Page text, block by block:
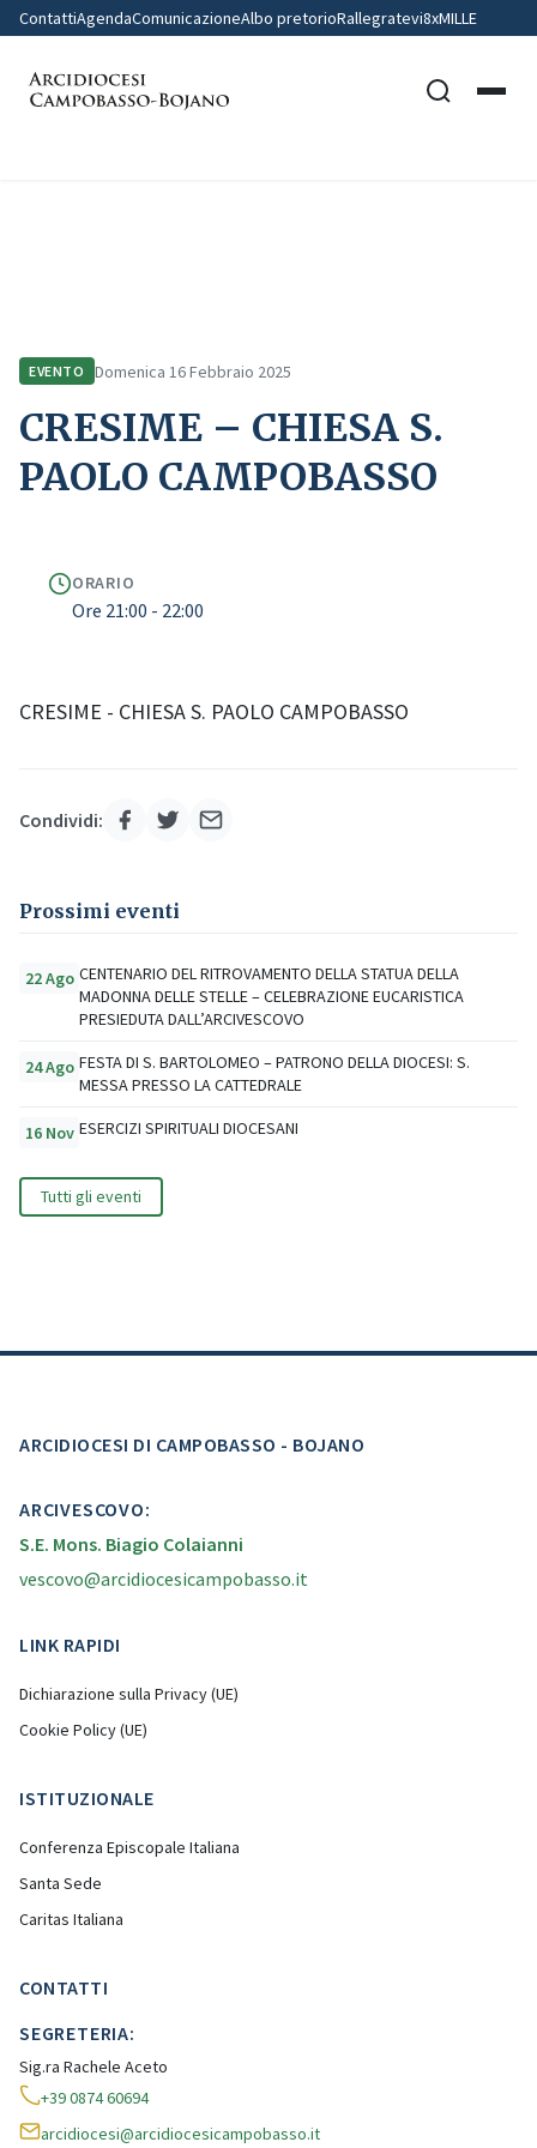
ContattiAgendaComunicazioneAlbo pretorioRallegratevi8xMILLE
EVENTO Domenica 16 Febbraio 2025
CRESIME – CHIESA S.
PAOLO CAMPOBASSO
ORARIO
Ore 21:00 - 22:00
CRESIME - CHIESA S. PAOLO CAMPOBASSO
Condividi:
Prossimi eventi
22 Ago CENTENARIO DEL RITROVAMENTO DELLA STATUA DELLA
MADONNA DELLE STELLE – CELEBRAZIONE EUCARISTICA
PRESIEDUTA DALL’ARCIVESCOVO
24 Ago FESTA DI S. BARTOLOMEO – PATRONO DELLA DIOCESI: S.
MESSA PRESSO LA CATTEDRALE
16 Nov ESERCIZI SPIRITUALI DIOCESANI
Tutti gli eventi
ARCIDIOCESI DI CAMPOBASSO - BOJANO
ARCIVESCOVO:
S.E. Mons. Biagio Colaianni
vescovo@arcidiocesicampobasso.it
LINK RAPIDI
Dichiarazione sulla Privacy (UE)
Cookie Policy (UE)
ISTITUZIONALE
Conferenza Episcopale Italiana
Santa Sede
Caritas Italiana
CONTATTI
SEGRETERIA:
Sig.ra Rachele Aceto
+39 0874 60694
arcidiocesi@arcidiocesicampobasso.it